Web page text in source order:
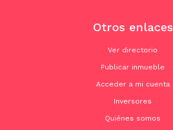
Otros enlaces
Ver directorio
Publicar inmueble
Acceder a mi cuenta
Inversores
Quiénes somos